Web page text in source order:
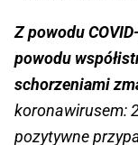
Z powodu
powodu
schorzeniami
koronawirusem:
pozytywne